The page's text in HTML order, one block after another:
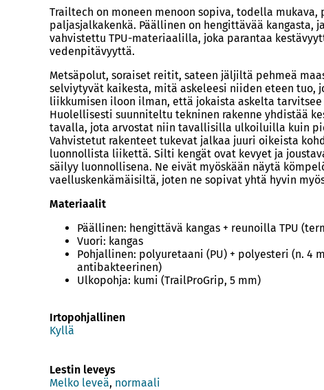
Trailtech on moneen menoon sopiva, todella mukava,
paljasjalkakenkä. Päällinen on hengittävää kangasta,
vahvistettu TPU-materiaalilla, joka parantaa
vedenpitävyyttä.
Metsäpolut, soraiset reitit, sateen jäljiltä pehmeä
selviytyvät kaikesta, mitä askeleesi niiden eteen tuo,
liikkumisen iloon ilman, että jokaista askelta
Huolellisesti suunniteltu tekninen rakenne yhdistää
tavalla, jota arvostat niin tavallisilla ulkoiluilla kuin
Vahvistetut rakenteet tukevat jalkaa juuri oikeista
luonnollista liikettä. Silti kengät ovat kevyet ja
säilyy luonnollisena. Ne eivät myöskään näytä
vaelluskenkämäisiltä, joten ne sopivat yhtä hyvin
Materiaalit
Päällinen: hengittävä kangas + reunoilla TPU
Vuori: kangas
Pohjallinen: polyuretaani (PU) + polyesteri (n. 4
antibakteerinen)
Ulkopohja: kumi (TrailProGrip, 5 mm)
Irtopohjallinen
Kyllä
Lestin leveys
Melko leveä, normaali